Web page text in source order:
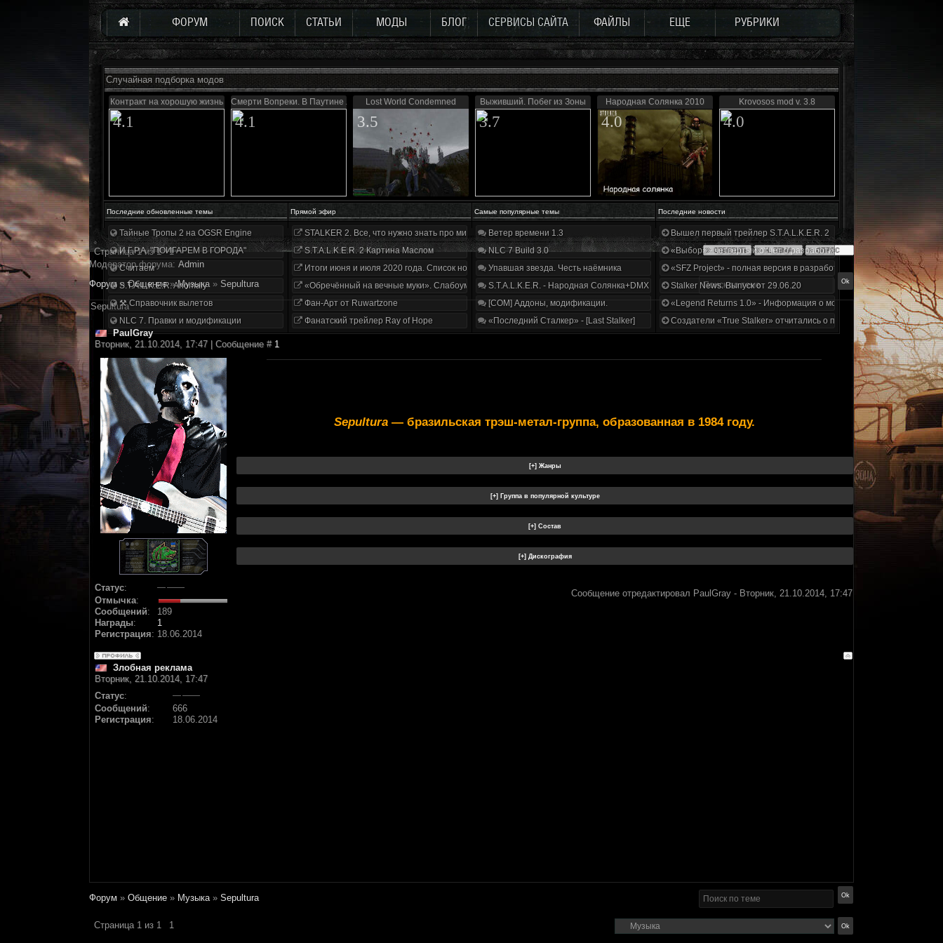
ФОРУМ ПОИСК СТАТЬИ МОДЫ БЛОГ СЕРВИСЫ САЙТА ФАЙЛЫ ЕЩЕ РУБРИКИ
Случайная подборка модов
Контракт на хорошую жизнь
4.1
Смерти Вопреки. В Паутине лжи
4.1
Lost World Condemned
3.5
Выживший. Побег из Зоны
3.7
Народная Солянка 2010
4.0
Krovosos mod v. 3.8
4.0
Последние обновленные темы Прямой эфир Самые популярные темы Последние новости
Тайные Тропы 2 на OGSR Engine
И.Г.Р.А. "ПОИГАРЕМ В ГОРОДА"
Считаем
S.T.A.L.K.E.R. Anomaly
⚒ Справочник вылетов
NLC 7. Правки и модификации
STALKER 2. Все, что нужно знать про мир, геймплей и сюжет | Разбор трейлера
S.T.A.L.K.E.R. 2 Картина Маслом
Итоги июня и июля 2020 года. Список нововведений
«Обречённый на вечные муки». Слабоумие и отвага
Фан-Арт от Ruwartzone
Фанатский трейлер Ray of Hope
Ветер времени 1.3
NLC 7 Build 3.0
Упавшая звезда. Честь наёмника
S.T.A.L.K.E.R. - Народная Солянка+DMX 1.3.5.ООП.МА.К.
[COM] Аддоны, модификации.
«Последний Сталкер» - [Last Stalker]
Вышел первый трейлер S.T.A.L.K.E.R. 2
«Выбор» - четвертый отчет о разработке!
«SFZ Project» - полная версия в разработке!
Stalker News. Выпуск от 29.06.20
«Legend Returns 1.0» - Информация о моде за июнь 2020
Создатели «True Stalker» отчитались о проделанной работе
Страница1из1
1
Модератор форума: Аdmin
Форум » Общение » Музыка » Sepultura
Sepultura
PaulGray
Вторник, 21.10.2014, 17:47 | Сообщение # 1
Статус:
Отмычка:
Сообщений:
189
Награды:
1
Регистрация: 18.06.2014
Sepultura— бразильская трэш-метал-группа, образованная в 1984 году.
Сообщение отредактировал PaulGray - Вторник, 21.10.2014, 17:47
Злобная реклама
Вторник, 21.10.2014, 17:47
Статус:
Сообщений:
666
Регистрация: 18.06.2014
Форум » Общение » Музыка » Sepultura
Страница 1 из 1 1